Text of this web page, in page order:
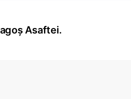
Asaftei.